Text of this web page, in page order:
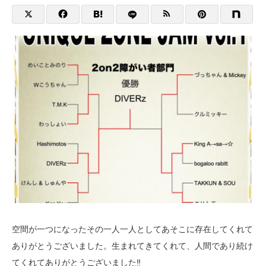
空間が一つになったその一人一人としてあそこに存在してくれて
ありがとうございました。生まれてきてくれて、人間であり続け
てくれてありがとうございました‼️